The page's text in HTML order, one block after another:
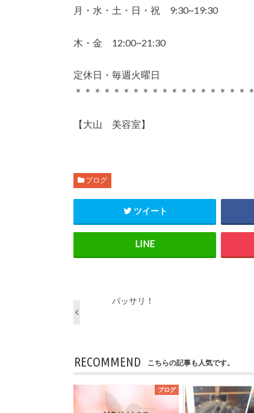
月・水・土・日・祝 9:30~19:30
木・金 12:00~21:30
定休日・毎週火曜日
＊＊＊＊＊＊＊＊＊＊＊＊＊＊＊＊＊＊＊
【大山 美容室】
ブログ
ツイート
バッサリ！
RECOMMEND こちらの記事も人気です。
ブログ